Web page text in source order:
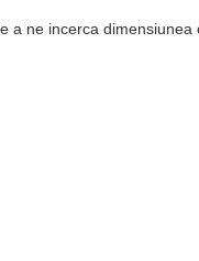
a ne incerca